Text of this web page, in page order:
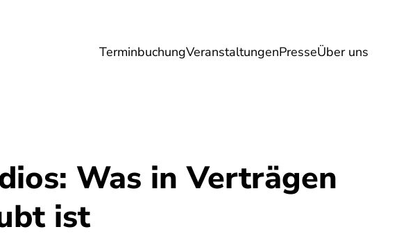
TerminbuchungVeranstaltungenPresseÜber uns
Gesundheit Energie Reise Verträge
Was in Verträgen
ist